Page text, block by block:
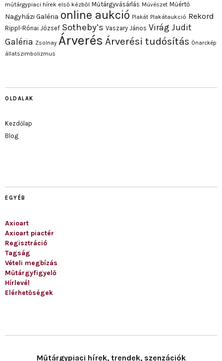
műtárgypiaci hírek első kézből Műtárgyvásárlás Művészet Műértő
Nagyházi Galéria online aukció Plakát Plakátaukció Rekord
Rippl-Rónai József Sotheby’s Vaszary János Virág Judit
Galéria Zsolnay Árverés Árverési tudósítás Önarckép
állatszimbolizmus
OLDALAK
Kezdőlap
Blog
EGYÉB
Axioart
Axioart piactér
Regisztráció
Tagság
Vételi megbízás
Műtárgyfigyelő
Hírlevél
Elérhetőségek
Műtárgypiaci hírek, trendek, szenzációk